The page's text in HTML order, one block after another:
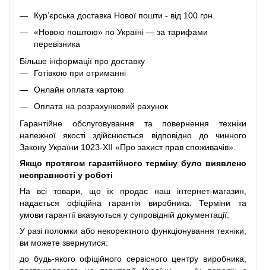
Кур’єрська доставка Нової пошти - від 100 грн.
«Новою поштою» по Україні — за тарифами
перевізника
Більше інформації про доставку
Готівкою при отриманні
Онлайн оплата картою
Оплата на розрахунковий рахунок
Гарантійне обслуговування та повернення техніки
належної якості здійснюється відповідно до чинного
Закону України 1023-XII «Про захист прав споживачів».
Якщо протягом гарантійного терміну було виявлено
несправності у роботі
На всі товари, що їх продає наш інтернет-магазин,
надається офіційна гарантія виробника. Терміни та
умови гарантії вказуються у супровідній документації.
У разі поломки або некоректного функціонування техніки,
ви можете звернутися:
до будь-якого офіційного сервісного центру виробника,